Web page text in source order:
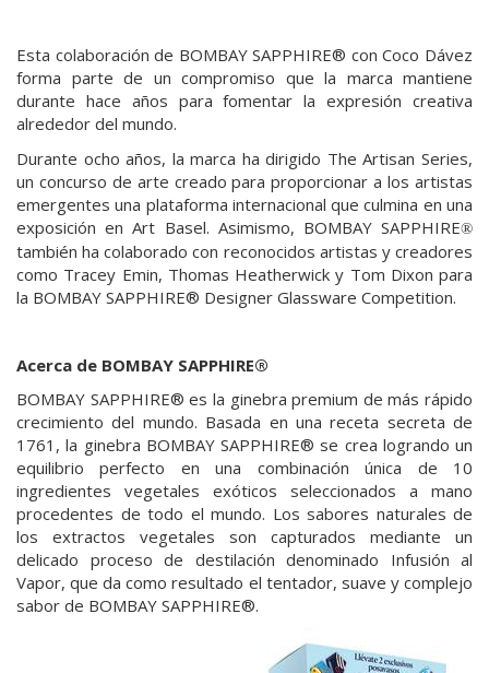
Esta colaboración de BOMBAY SAPPHIRE® con Coco Dávez
forma parte de un compromiso que la marca mantiene
durante hace años para fomentar la expresión creativa
alrededor del mundo.
Durante ocho años, la marca ha dirigido The Artisan Series,
un concurso de arte creado para proporcionar a los artistas
emergentes una plataforma internacional que culmina en una
exposición en Art Basel. Asimismo, BOMBAY SAPPHIRE®
también ha colaborado con reconocidos artistas y creadores
como Tracey Emin, Thomas Heatherwick y Tom Dixon para
la BOMBAY SAPPHIRE® Designer Glassware Competition.
Acerca de BOMBAY SAPPHIRE®
BOMBAY SAPPHIRE® es la ginebra premium de más rápido
crecimiento del mundo. Basada en una receta secreta de
1761, la ginebra BOMBAY SAPPHIRE® se crea logrando un
equilibrio perfecto en una combinación única de 10
ingredientes vegetales exóticos seleccionados a mano
procedentes de todo el mundo. Los sabores naturales de
los extractos vegetales son capturados mediante un
delicado proceso de destilación denominado Infusión al
Vapor, que da como resultado el tentador, suave y complejo
sabor de BOMBAY SAPPHIRE®.